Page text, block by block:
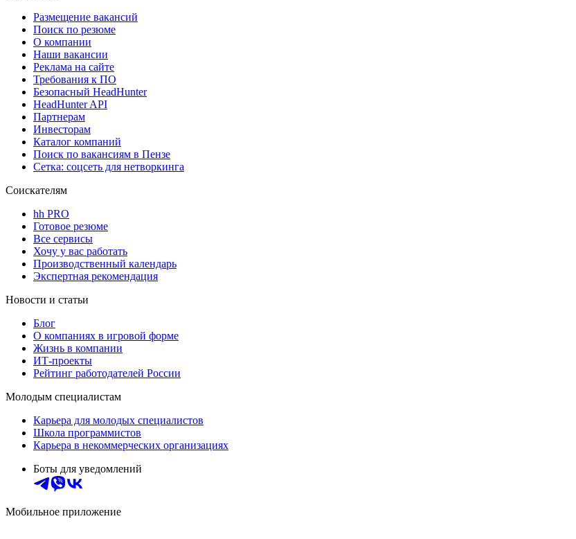
Размещение вакансий
Поиск по резюме
О компании
Наши вакансии
Реклама на сайте
Требования к ПО
Безопасный HeadHunter
HeadHunter API
Партнерам
Инвесторам
Каталог компаний
Поиск по вакансиям в Пензе
Сетка: соцсеть для нетворкинга
Соискателям
hh PRO
Готовое резюме
Все сервисы
Хочу у вас работать
Производственный календарь
Экспертная рекомендация
Новости и статьи
Блог
О компаниях в игровой форме
Жизнь в компании
ИТ-проекты
Рейтинг работодателей России
Молодым специалистам
Карьера для молодых специалистов
Школа программистов
Карьера в некоммерческих организациях
Боты для уведомлений
Мобильное приложение